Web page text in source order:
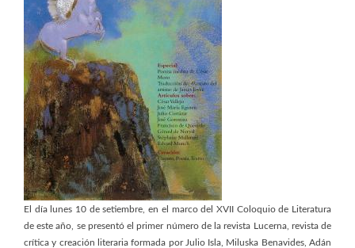
El día lunes 10 de setiembre, en el marco del XVII Coloquio de Literatura
de este año, se presentó el primer número de la revista Lucerna, revista de
crítica y creación literaria formada por Julio Isla, Miluska Benavides, Adán